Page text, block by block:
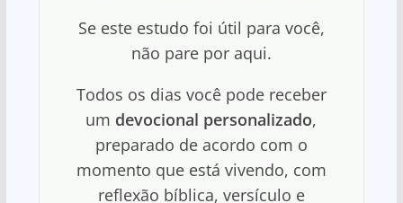
Se este estudo foi útil para você,
não pare por aqui.
Todos os dias você pode receber
um devocional personalizado,
preparado de acordo com o
momento que está vivendo, com
reflexão bíblica, versículo e